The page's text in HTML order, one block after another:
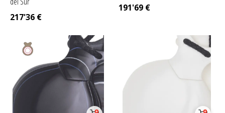
217'36 €
191'69 €